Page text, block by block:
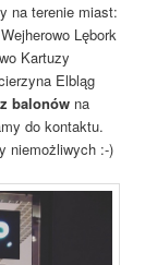
na terenie miast:
Lębork
Kartuzy
Elbląg
balonów na
do kontaktu.
niemożliwych :-)